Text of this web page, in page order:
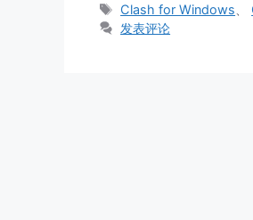
类
标
签
Clash for Windows
发表评论